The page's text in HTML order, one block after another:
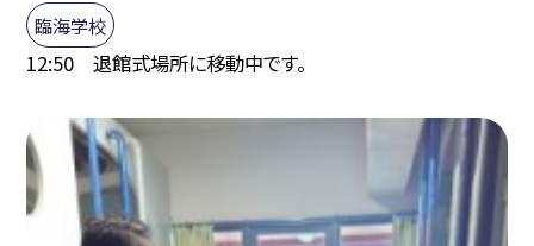
臨海学校
12:50 退館式場所に移動中です。